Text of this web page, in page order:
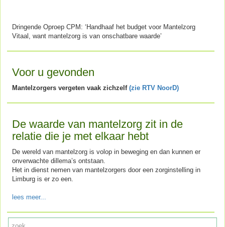
Dringende Oproep CPM: ‘Handhaaf het budget voor Mantelzorg
Vitaal, want mantelzorg is van onschatbare waarde’
Voor u gevonden
Mantelzorgers vergeten vaak zichzelf (zie RTV NoorD)
De waarde van mantelzorg zit in de
relatie die je met elkaar hebt
De wereld van mantelzorg is volop in beweging en dan kunnen er
onverwachte dillema’s ontstaan.
Het in dienst nemen van mantelzorgers door een zorginstelling in
Limburg is er zo een.
lees meer...